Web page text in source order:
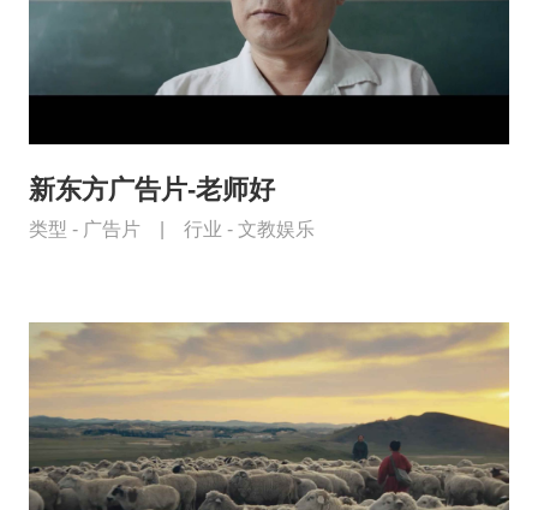
新东方广告片-老师好
类型 - 广告片 行业 - 文教娱乐